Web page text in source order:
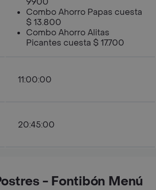
Combo Ahorro Papas cuesta
$ 13.800
Combo Ahorro Alitas
Picantes cuesta $ 17.700
11:00:00
20:45:00
- Fontibón Menú